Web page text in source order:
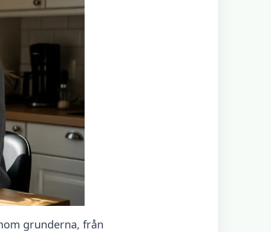
grunderna, från